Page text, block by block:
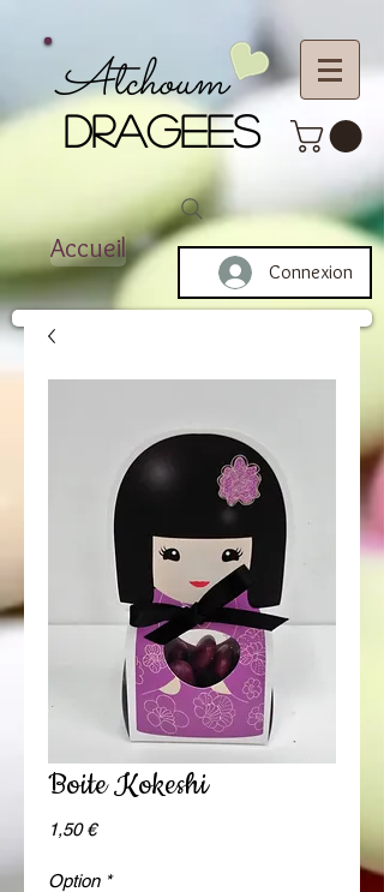
DRAGEES
Atchoum
Accueil
Connexion
Boite Kokeshi
1,50 €Prix
Option *